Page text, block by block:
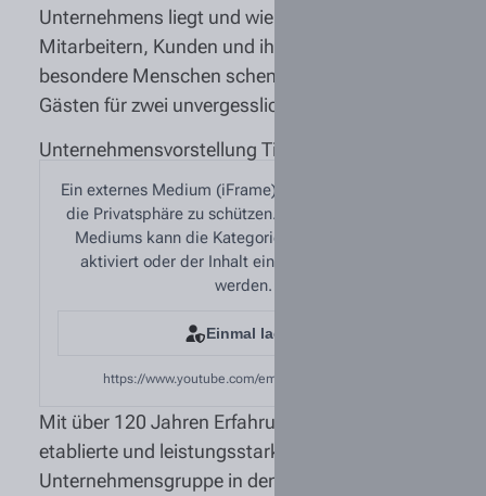
Unternehmens liegt und wie es dabei allen
Mitarbeitern, Kunden und ihren Familien
besondere Menschen schenkt. Wir danken alles
Gästen für zwei unvergessliche Abende!
Unternehmensvorstellung Tiemann Gruppe
Ein externes Medium (iFrame) wurde blockiert, um
die Privatsphäre zu schützen. Zum Abspielen des
Mediums kann die Kategorie „Externe Medien“
aktiviert oder der Inhalt einmalig freigegeben
werden.
Einmal laden
https://www.youtube.com/embed/sqS9nc2k8yg
Mit über 120 Jahren Erfahrung sind wir eine
etablierte und leistungsstarke
Unternehmensgruppe in den Bereichen Handel